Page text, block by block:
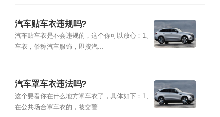
汽车贴车衣违规吗?
汽车贴车衣是不会违规的，这个你可以放心：1、
车衣，俗称汽车服饰，即按汽...
汽车罩车衣违法吗?
这个要看你在什么地方罩车衣了，具体如下：1、
在公共场合罩车衣的，被交警...